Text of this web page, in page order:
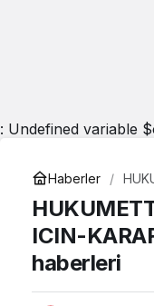
: Undefined variable
Haberler
ICIN-
haberleri